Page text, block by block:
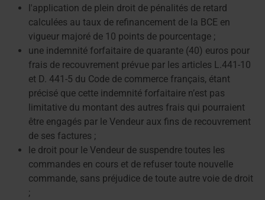
l'application de plein droit de pénalités de retard
calculées au taux de refinancement de la BCE en
vigueur majoré de 10 points de pourcentage ;
une indemnité forfaitaire de quarante (40) euros pour
frais de recouvrement prévue par les articles L.441-10
et D. 441-5 du Code de commerce français, étant
précisé que cette indemnité forfaitaire n’est pas
limitative du montant des autres frais qui pourraient
être engagés par le Vendeur aux fins de recouvrement
de ses factures ;
le droit pour le Vendeur de suspendre toutes les
commandes en cours et de refuser toute nouvelle
commande, sans préjudice de toute autre voie de droit
;